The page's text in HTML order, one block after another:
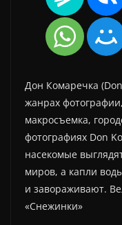
Дон Комаречка
жанрах
макросъемка,
фотографиях Don
насекомые
миров, а капли
и завораживают.
«Снежинки»